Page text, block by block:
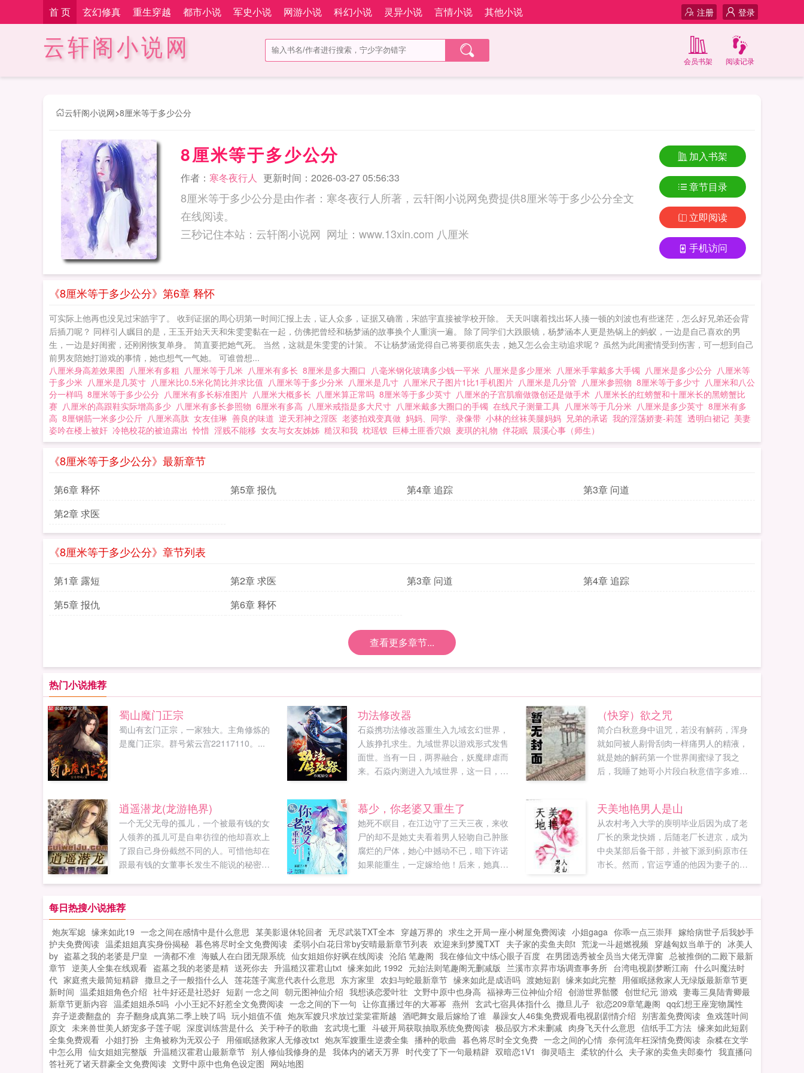
首 页 玄幻修真 重生穿越 都市小说 军史小说 网游小说 科幻小说 灵异小说 言情小说 其他小说 登录
注册
云轩阁小说网 阅读记录
会员书架
云轩阁小说网>8厘米等于多少公分
8厘米等于多少公分
作者： 寒冬夜行人 更新时间：2026-03-27 05:56:33
8厘米等于多少公分是由作者：寒冬夜行人所著，云轩阁小说网免费提供8厘米等于多少公分全文
在线阅读。
三秒记住本站：云轩阁小说网 网址：www.13xin.com 八厘米
加入书架
章节目录
立即阅读
手机访问
《8厘米等于多少公分》第6章 释怀
可实际上他再也没见过宋皓宇了。 收到证据的周心玥第一时间汇报上去，证人众多，证据又确凿，宋皓宇直接被学校开除。 天天叫嚷着找出坏人揍一顿的刘波也有些迷茫，怎么好兄弟还会背
后插刀呢？ 同样引人瞩目的是，王玉开始天天和朱雯雯黏在一起，仿佛把曾经和杨梦涵的故事换个人重演一遍。 除了同学们大跌眼镜，杨梦涵本人更是热锅上的蚂蚁，一边是自己喜欢的男
生，一边是好闺蜜，还刚刚恢复单身。 简直要把她气死。 当然，这就是朱雯雯的计策。 不让杨梦涵觉得自己将要彻底失去，她又怎么会主动追求呢？ 虽然为此闺蜜情受到伤害，可一想到自己
前男友陪她打游戏的事情，她也想气一气她。 可谁曾想...
八厘米身高差效果图 八厘米有多粗 八厘米等于几米 八厘米有多长 8厘米是多大圈口 八毫米钢化玻璃多少钱一平米 八厘米是多少厘米 八厘米手掌戴多大手镯 八厘米是多少公分 八厘米等
于多少米 八厘米是几英寸 八厘米比0.5米化简比并求比值 八厘米等于多少分米 八厘米是几寸 八厘米尺子图片1比1手机图片 八厘米是几分管 八厘米参照物 8厘米等于多少寸 八厘米和八公
分一样吗 8厘米等于多少公分 八厘米有多长标准图片 八厘米大概多长 八厘米算正常吗 8厘米等于多少英寸 八厘米的子宫肌瘤做微创还是做手术 八厘米长的红螃蟹和十厘米长的黑螃蟹比
赛 八厘米的高跟鞋实际增高多少 八厘米有多长参照物 6厘米有多高 八厘米戒指是多大尺寸 八厘米戴多大圈口的手镯 在线尺子测量工具 八厘米等于几分米 八厘米是多少英寸 8厘米有多
高 8厘钢筋一米多少公斤 八厘米高肽 女友佳琳 善良的味道 逆天邪神之淫医 老婆拍戏变真做 妈妈、同学、录像带 小林的丝袜美腿妈妈 兄弟的承诺 我的淫荡娇妻-莉莲 透明白裙记 美妻
姿吟在楼上被奸 冷艳校花的被迫露出 怜惜 淫贱不能移 女友与女友姊姊 糙汉和我 枕瑶钗 巨棒土匪香穴娘 麦琪的礼物 伴花眠 晨溪心事（师生）
《8厘米等于多少公分》最新章节
第6章 释怀 第5章 报仇 第4章 追踪
第3章 问道
第2章 求医
《8厘米等于多少公分》章节列表
第1章 露短 第2章 求医 第3章 问道
第4章 追踪
第5章 报仇
第6章 释怀
查看更多章节...
热门小说推荐
蜀山魔门正宗
蜀山有玄门正宗，一家独大。主角修炼的
是魔门正宗。群号紫云宫22117110。...
功法修改器
石焱携功法修改器重生入九域玄幻世界，
人族挣扎求生。九域世界以游戏形式发售
面世。当有一日，两界融合，妖魔肆虐而
来。石焱内测进入九域世界，这一日，游
（快穿）欲之咒
简介白秋意身中诅咒，若没有解药，浑身
就如同被人剔骨刮肉一样痛男人的精液，
就是她的解药第一个世界闺蜜绿了我之
后，我睡了她哥小片段白秋意借字多难听
可以给妹妹破个瓜嘛。你看我像是随便给
人破瓜的人？季裴承。去床上。季裴承
道。你硬了吗？白秋意问。季裴承没说
话，直接把她的手牵过来，往胯间按。小
弟弟好精神呀，白秋意道，哥就在这里要
了妹妹吧，妹妹湿哒哒的走不动。你说话
以出卖身体的那种QωQ2女主三观不代表本
作者三观QωQ3每个世界的男女主不一定是
处QωQ关于收费按千字50的标准收费，每
个故事都会免费一些章节关于更新日更，
有事会在留言板留言点击我要评分可以给
作者投珠每天可以免费投送两颗珍珠哦...
逍遥潜龙(龙游艳界)
一个无父无母的孤儿，一个被最有钱的女
人领养的孤儿可是自卑彷徨的他却喜欢上
了跟自己身份截然不同的人。可惜他却在
跟最有钱的女董事长发生不能说的秘密之
可爱，性感妩媚，柔情万千最后的最后，
他凭借着自己的能力，在那多少美人美妇
的陪伴之下，在这一片弱肉强食的世界之
中创下了一个伟大的奇迹！...
慕少，你老婆又重生了
她死不瞑目，在江边守了三天三夜，来收
尸的却不是她丈夫看着男人轻吻自己肿胀
腐烂的尸体，她心中撼动不已，暗下许诺
如果能重生，一定嫁给他！后来，她真的
态了好么？！轻松搞笑，重口甜爽，可放
心阅读...
天美地艳男人是山
从农村考入大学的庾明毕业后因为成了老
厂长的乘龙快婿，后随老厂长进京，成为
中央某部后备干部，并被下派到蓟原市任
市长。然而，官运亨通的他因为妻子的奸
赶下台，多亏老省长爱惜人才，推荐其参
加跨国合资公司总裁竞聘，才东山再起然
而，仕途一旦顺风，官运一发不可收拾由
于庾明联合地方政府开展棚户区改造工程
受到了中央领导和老百姓的赞誉。在省代
会上，他又被推举到了省长的重要岗位。
一介平民跃升为省长...
每日热搜小说推荐
炮灰军媳 缘来如此19 一念之间在感情中是什么意思 某美影退休轮回者 无尽武装TXT全本 穿越万界的 求生之开局一座小树屋免费阅读 小姐gaga 你乖一点三崇拜 嫁给病世子后我妙手
护夫免费阅读 温柔姐姐真实身份揭秘 暮色将尽时全文免费阅读 柔弱小白花日常by安晴最新章节列表 欢迎来到梦魇TXT 夫子家的卖鱼夫郎t 荒泷一斗超燃视频 穿越匈奴当单于的 冰美人
by 盗墓之我的老婆是尸皇 一滴都不准 海贼人在白团无限系统 仙女姐姐你好飒在线阅读 沦陷 笔趣阁 我在修仙文中练心眼子百度 在男团选秀被全员当大佬无弹窗 总被推倒的二殿下最新
章节 逆美人全集在线观看 盗墓之我的老婆是精 送死你去 升温糙汉霍君山txt 缘来如此 1992 元始法则笔趣阁无删减版 兰溪市京昇市场调查事务所 台湾电视剧梦断江南 什么叫魔法时
代 家庭煮夫最简短精辟 撒旦之子一般指什么人 莲花莲子寓意代表什么意思 东方家里 农妇与蛇最新章节 缘来如此是成语吗 渡她短剧 缘来如此完整 用催眠拯救家人无绿版最新章节更
新时间 温柔姐姐角色介绍 社牛好还是社恐好 短剧 一念之间 朝元图神仙介绍 我想谈恋爱叶壮 文野中原中也身高 福禄寿三位神仙介绍 创游世界骷髅 创世纪元 游戏 妻毒三臭陆青卿最
新章节更新内容 温柔姐姐杀5吗 小小王妃不好惹全文免费阅读 一念之间的下一句 让你直播过年的大幂幂 燕州 玄武七宿具体指什么 撒旦儿子 欲恋209章笔趣阁 qq幻想王座宠物属性
弃子逆袭翻盘的 弃子翻身成真第二季上映了吗 玩小姐值不值 炮灰军嫂只求放过棠棠霍斯越 酒吧舞女最后嫁给了谁 暴躁女人46集免费观看电视剧剧情介绍 别害羞免费阅读 鱼戏莲叶间
原文 未来兽世美人娇宠多子莲子呢 深度训练营是什么 关于种子的歌曲 玄武境七重 斗破开局获取抽取系统免费阅读 极品驭方术未删减 肉身飞天什么意思 信纸手工方法 缘来如此短剧
全集免费观看 小姐打扮 主角被称为无双公子 用催眠拯救家人无修改txt 炮灰军嫂重生逆袭全集 播种的歌曲 暮色将尽时全文免费 一念之间的心情 奈何流年枉深情免费阅读 杂糅在文学
中怎么用 仙女姐姐完整版 升温糙汉霍君山最新章节 别人修仙我修身的是 我体内的诸天万界 时代变了下一句最精辟 双暗恋1V1 御灵唔主 柔软的什么 夫子家的卖鱼夫郎秦竹 我直播问
答社死了诸天群豪全文免费阅读 文野中原中也角色设定图 网站地图